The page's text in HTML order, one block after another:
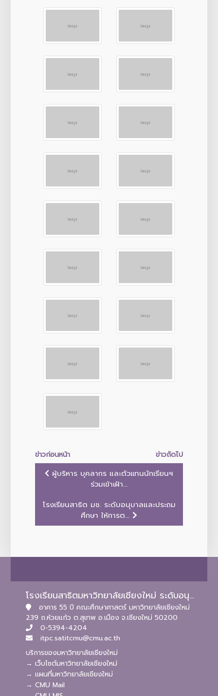
ข่าวก่อนหน้า
ข่าวถัดไป
ผู้บริหาร บุคลากร และตัวเเทนนักเรียนฯ
ร่วมเข้าเฝ้า...
โรงเรียนสาธิต มช. ระดับอนุบาลและประถม
ศึกษา ให้การต...
โรงเรียนสาธิตมหาวิทยาลัยเชียงใหม่ ระดับอนุบาลและประถมศึกษา
อาคาร 55 ปี คณะศึกษาศาสตร์ มหาวิทยาลัยเชียงใหม่
239 ถ.ห้วยแก้ว ต.สุเทพ อ.เมือง จ.เชียงใหม่ 50200
0-5394-4204
itpc.satitcmu@cmu.ac.th
บริการของมหาวิทยาลัยเชียงใหม่
→ เว็บไซต์มหาวิทยาลัยเชียงใหม่
→ แผนที่มหาวิทยาลัยเชียงใหม่
→ CMU Mail